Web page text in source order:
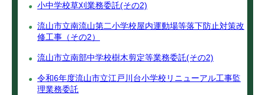
小中学校草刈業務委託(その2)
流山市立南流山第二小学校屋内運動場等落下防止対策改
修工事（その2）
流山市立南部中学校樹木剪定等業務委託(その2)
令和6年度流山市立江戸川台小学校リニューアル工事監
理業務委託